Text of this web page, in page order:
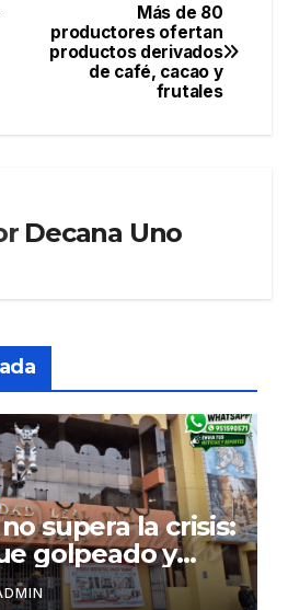
Más de 80
productores ofertan
productos derivados
de café, cacao y
frutales
Decana Uno
supera la crisis:
golpeado y
al nuevo